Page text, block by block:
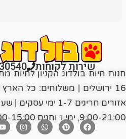
שירות לקוחות
חנות חיות בולדוג הקניון לחיות
אזורים חריגים 1-7 ימי
9:00-21:00, ימי ו׳ וחגים 9:00-15:00.